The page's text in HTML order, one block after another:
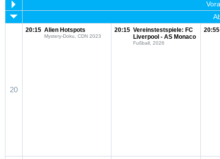
20
20:15 Alien Hotspots
Mystery-Doku, CDN 2023
20:15 Vereinstestspiele: FC
Liverpool - AS Monaco
Fußball, 2026
20:55